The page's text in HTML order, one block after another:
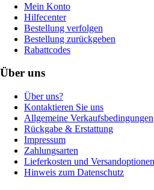
Mein Konto
Hilfecenter
Bestellung verfolgen
Bestellung zurückgeben
Rabattcodes
Über uns
Über uns?
Kontaktieren Sie uns
Allgemeine Verkaufsbedingungen
Rückgabe & Erstattung
Impressum
Zahlungsarten
Lieferkosten und Versandoptionen
Hinweis zum Datenschutz